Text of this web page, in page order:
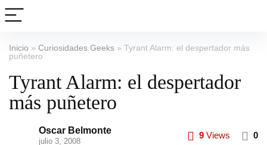
Inicio » Curiosidades Geeks » Tyrant Alarm: el despertador más
puñetero
Tyrant Alarm: el despertador
más puñetero
Oscar Belmonte
julio 3, 2008
9 Views 0